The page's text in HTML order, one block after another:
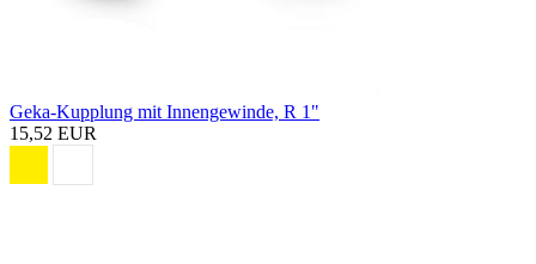
Geka-Kupplung mit Innengewinde, R 1"
15,52 EUR